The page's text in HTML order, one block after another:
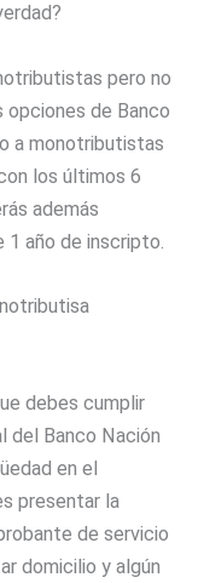
pero no
opciones de Banco
a monotributistas
los últimos 6
además
1 año de inscripto.
debes cumplir
del Banco Nación
en el
presentar la
de servicio
domicilio y algún